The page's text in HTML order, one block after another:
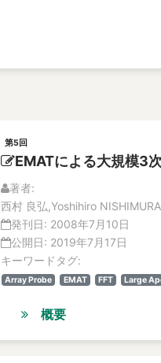
第5回
EMATによる大規模3
著者:
西村 良弘,Yoshihiro
発刊日: 2008年7月10日
公開日: 2019年7月17日
キーワードタグ:
Array Probe EMAT FFT Large
概要